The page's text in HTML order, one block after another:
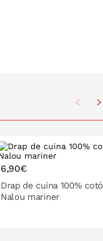
6,90€
Drap de cuina 100% cotó
Nalou mariner